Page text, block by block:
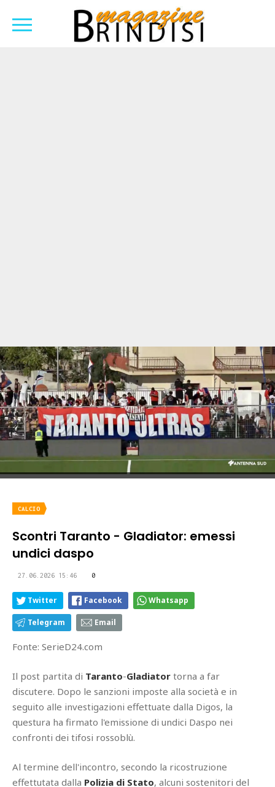
CALCIO
Scontri Taranto - Gladiator: emessi
undici daspo
27.06.2026 15:46 0
Twitter Facebook Whatsapp
Telegram Email
Fonte: SerieD24.com
Il post partita di Taranto-Gladiator torna a far
discutere. Dopo le sanzioni imposte alla società e in
seguito alle investigazioni effettuate dalla Digos, la
questura ha firmato l'emissione di undici Daspo nei
confronti dei tifosi rossoblù.
Al termine dell'incontro, secondo la ricostruzione
effettutata dalla Polizia di Stato, alcuni sostenitori del